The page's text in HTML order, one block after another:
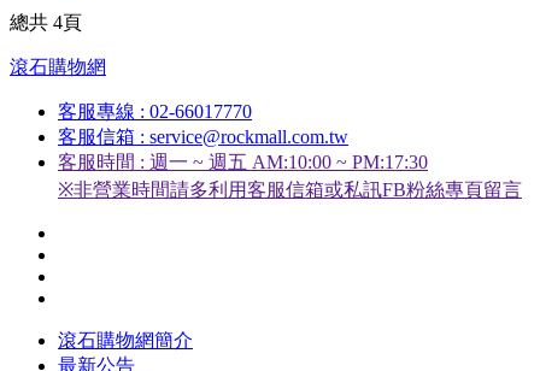
總共 4頁
滾石購物網
客服專線 : 02-66017770
客服信箱 : service@rockmall.com.tw
客服時間 : 週一 ~ 週五 AM:10:00 ~ PM:17:30
※非營業時間請多利用客服信箱或私訊FB粉絲專頁留言
滾石購物網簡介
最新公告